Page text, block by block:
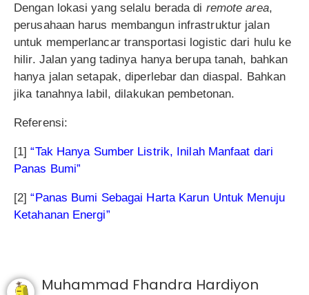
Dengan lokasi yang selalu berada di remote area,
perusahaan harus membangun infrastruktur jalan
untuk memperlancar transportasi logistic dari hulu ke
hilir. Jalan yang tadinya hanya berupa tanah, bahkan
hanya jalan setapak, diperlebar dan diaspal. Bahkan
jika tanahnya labil, dilakukan pembetonan.
Referensi:
[1]“Tak Hanya Sumber Listrik, Inilah Manfaat dari
Panas Bumi”
[2]“Panas Bumi Sebagai Harta Karun Untuk Menuju
Ketahanan Energi”
Muhammad Fhandra Hardiyon